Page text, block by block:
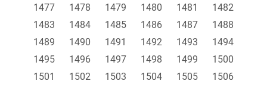
1477
1478 1479 1480 1481
1482
1483
1484 1485 1486 1487
1488
1489
1490 1491 1492 1493
1494
1495
1496 1497 1498 1499
1500
1501
1502 1503 1504 1505
1506